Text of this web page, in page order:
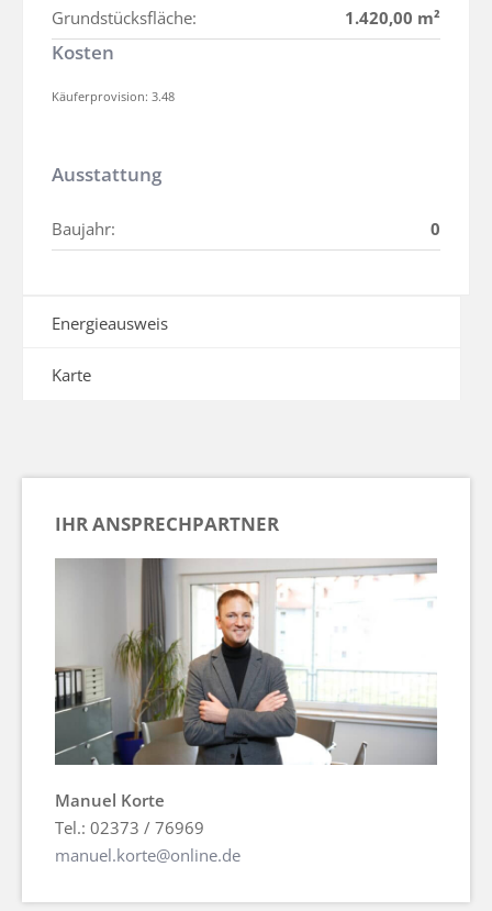
Grundstücksfläche:
1.420,00 m²
Kosten
Käuferprovision: 3.48
Ausstattung
Baujahr: 0
Energieausweis
Karte
IHR ANSPRECHPARTNER
Manuel Korte
Tel.: 02373 / 76969
manuel.korte@online.de